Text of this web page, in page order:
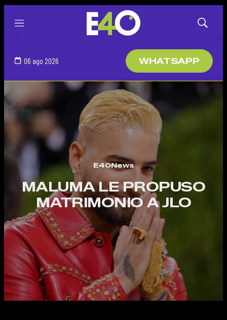
Menú
Mostrar
06 ago 2026 WHATSAPP
E40News
MALUMA LE PROPUSO
MATRIMONIO A JLO